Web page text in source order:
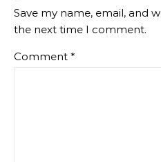
Save my name, email, and
the next time I comment.
Comment *